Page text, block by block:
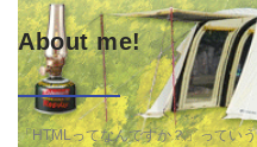
About me!
「HTMLってなんですか？」ってい